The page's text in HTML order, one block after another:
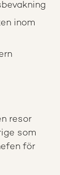
inom
resor
som
för